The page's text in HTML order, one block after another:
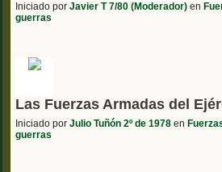
Iniciado por Javier T 7/80 (Moderador) en
guerras
Las Fuerzas Armadas del
Iniciado por Julio Tuñón 2º de 1978 en
guerras